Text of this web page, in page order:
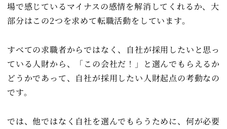
場で感じているマイナスの感情を解消してくれるか、大
部分はこの2つを求めて転職活動をしています。
すべての求職者からではなく、自社が採用したいと思っ
ている人財から、「この会社だ！」と選んでもらえるか
どうかであって、自社が採用したい人財起点の考動なの
です。
では、他ではなく自社を選んでもらうために、何が必要